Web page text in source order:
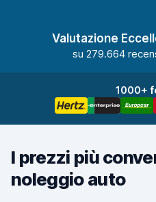
Valutazione
su 279.664
1000+
I prezzi più
noleggio auto